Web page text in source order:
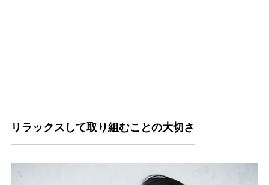
リラックスして取り組むことの大切さ